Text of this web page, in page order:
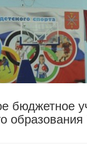
бюджетное